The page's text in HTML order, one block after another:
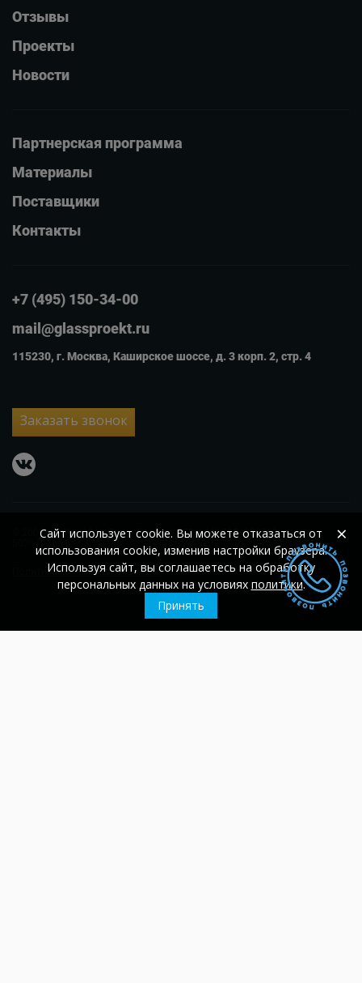
Отзывы
Проекты
Новости
Партнерская программа
Материалы
Поставщики
Контакты
+7 (495) 150-34-00
mail@glassproekt.ru
115230, г. Москва, Каширское шоссе, д. 3 корп. 2, стр. 4
Заказать звонок
vkontakte
© 2007 – 2026 ООО «Гласс Проект» ОГРН 1105074002560; ИНН
Политика конфиденциальности
Сайт использует cookie. Вы можете отказаться от
использования cookie, изменив настройки браузера.
Используя сайт, вы соглашаетесь на обработку
персональных данных на условиях политики.
Принять
×